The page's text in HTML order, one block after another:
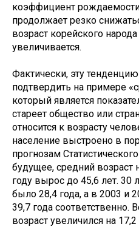
коэффициент
продолжает резко
возраст корейского
увеличивается.
Фактически, эту
подтвердить на примере
который является
стареет общество или
относится к возрасту
население выстроено в
прогнозам
будущее, средний возраст
году вырос до 45,6 лет. 30
было 28,4 года, а в 2003 и
39,7 года соответственно.
возраст увеличился на